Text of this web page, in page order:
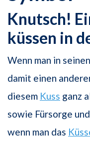
Knutsch!
küssen in
Wenn man in
damit einen
diesem Kuss ganz
sowie Fürsorge
wenn man das